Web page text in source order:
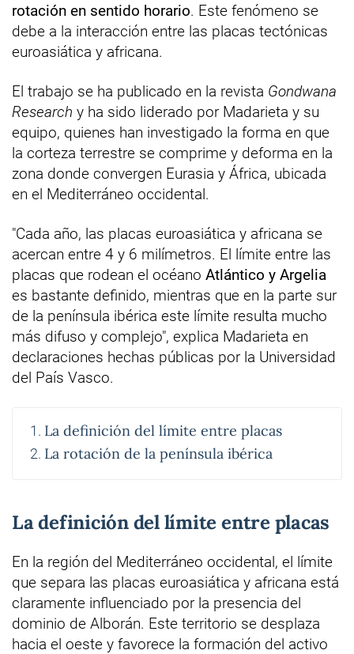
rotación en sentido horario. Este fenómeno se
debe a la interacción entre las placas tectónicas
euroasiática y africana.
El trabajo se ha publicado en la revista Gondwana
Research y ha sido liderado por Madarieta y su
equipo, quienes han investigado la forma en que
la corteza terrestre se comprime y deforma en la
zona donde convergen Eurasia y África, ubicada
en el Mediterráneo occidental.
"Cada año, las placas euroasiática y africana se
acercan entre 4 y 6 milímetros. El límite entre las
placas que rodean el océano Atlántico y Argelia
es bastante definido, mientras que en la parte sur
de la península ibérica este límite resulta mucho
más difuso y complejo", explica Madarieta en
declaraciones hechas públicas por la Universidad
del País Vasco.
La definición del límite entre placas
La rotación de la península ibérica
La definición del límite entre placas
En la región del Mediterráneo occidental, el límite
que separa las placas euroasiática y africana está
claramente influenciado por la presencia del
dominio de Alborán. Este territorio se desplaza
hacia el oeste y favorece la formación del activo